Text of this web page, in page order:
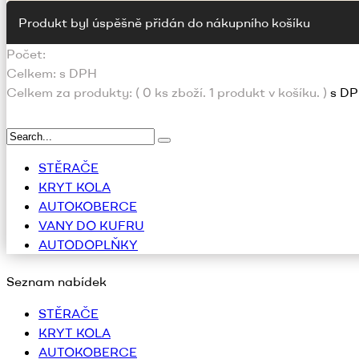
Produkt byl úspěšně přidán do nákupního košíku
Počet:
Celkem: s DPH
Celkem za produkty: ( 0 ks zboží. 1 produkt v košíku. ) s
STĚRAČE
KRYT KOLA
AUTOKOBERCE
VANY DO KUFRU
AUTODOPLŇKY
Seznam nabídek
STĚRAČE
KRYT KOLA
AUTOKOBERCE